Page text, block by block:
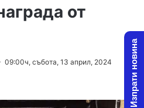
от
09:00ч, събота, 13 април, 2024 Изпрати новина